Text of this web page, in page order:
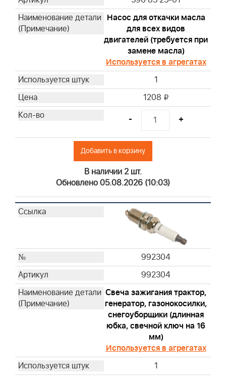
399877S
399968
491384
491950
494511S
691643
691667
692446
710266
711459
793569
794071
796970
797032
797033
805113
841359
820263WM
392286
Насос для откачки масла
для всех видов
двигателей (требуется при
замене масла)
Используется в агрегатах
1
1208 i
- +
Добавить в корзину
В наличии 2 шт.
Обновлено 05.08.2026 (10:03)
992304
992304
Свеча зажигания трактор,
генератор, газонокосилки,
снегоуборщики (длинная
юбка, свечной ключ на 16
мм)
Используется в агрегатах
1